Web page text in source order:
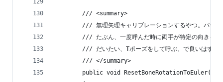
        /// <summary>
/// 無理矢理キャリブレーションするやつ。パーで
/// たぶん、一度呼んだ時に両手が特定の向きを
        /// だいたい、Tポーズをして呼ぶ、で良いはず
        /// </summary>
        public void ResetBoneRotationToEuler()